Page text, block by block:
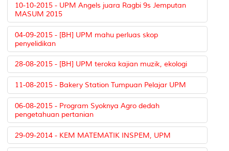
10-10-2015 - UPM Angels juara Ragbi 9s Jemputan
MASUM 2015
04-09-2015 - [BH] UPM mahu perluas skop
penyelidikan
28-08-2015 - [BH] UPM teroka kajian muzik, ekologi
11-08-2015 - Bakery Station Tumpuan Pelajar UPM
06-08-2015 - Program Syoknya Agro dedah
pengetahuan pertanian
29-09-2014 - KEM MATEMATIK INSPEM, UPM